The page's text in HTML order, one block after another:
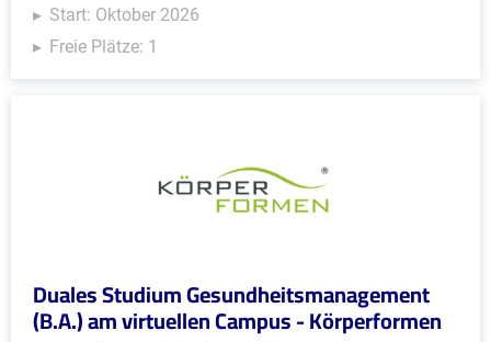
Start: Oktober 2026
Freie Plätze: 1
Duales Studium Gesundheitsmanagement
(B.A.) am virtuellen Campus - Körperformen